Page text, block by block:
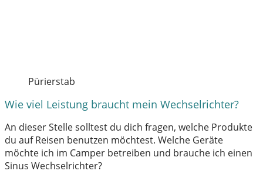
Pürierstab
Wie viel Leistung braucht mein Wechselrichter?
An dieser Stelle solltest du dich fragen, welche Produkte
du auf Reisen benutzen möchtest. Welche Geräte
möchte ich im Camper betreiben und brauche ich einen
Sinus Wechselrichter?